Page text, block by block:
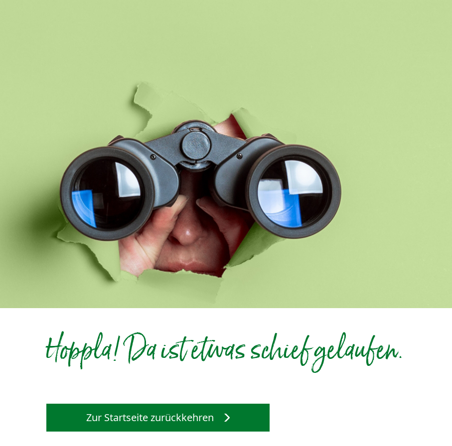
Hoppla! Da ist etwas schief gelaufen.
Zur Startseite zurückkehren